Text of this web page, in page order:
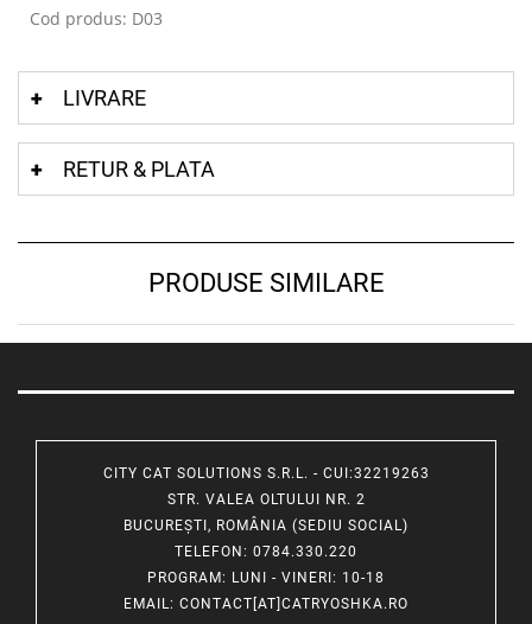
Cod produs: D03
LIVRARE
RETUR & PLATA
PRODUSE SIMILARE
CITY CAT SOLUTIONS S.R.L. - CUI:32219263
STR. VALEA OLTULUI NR. 2
BUCUREȘTI, ROMÂNIA (SEDIU SOCIAL)
TELEFON : 0784.330.220
PROGRAM: LUNI - VINERI: 10-18
EMAIL: CONTACT[AT]CATRYOSHKA.RO